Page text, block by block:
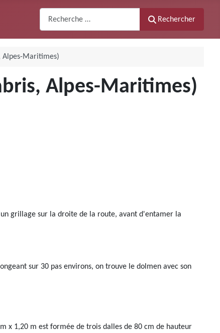
Rechercher
Alpes-Maritimes)
Alpes-Maritimes)
grillage sur la droite de la route, avant d'entamer la
sur 30 pas environs, on trouve le dolmen avec son
x 1,20 m est formée de trois dalles de 80 cm de hauteur